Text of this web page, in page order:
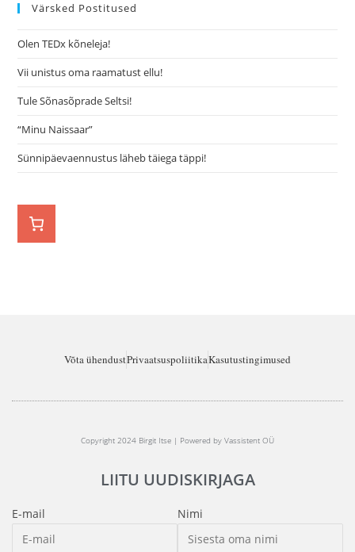
Värsked Postitused
Olen TEDx kõneleja!
Vii unistus oma raamatust ellu!
Tule Sõnasõprade Seltsi!
“Minu Naissaar”
Sünnipäevaennustus läheb täiega täppi!
Võta ühendustPrivaatsuspoliitikaKasutustingimused
Copyright 2024 Birgit Itse | Powered by Vassistent OÜ
LIITU UUDISKIRJAGA
E-mail Nimi